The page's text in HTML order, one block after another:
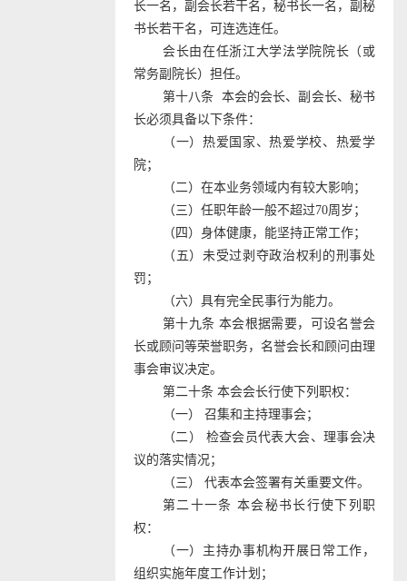
长一名，副会长若干名，秘书长一名，副秘
书长若干名，可连选连任。
会长由在任浙江大学法学院院长（或
常务副院长）担任。
第十八条 本会的会长、副会长、秘书
长必须具备以下条件：
（一）热爱国家、热爱学校、热爱学
院；
（二）在本业务领域内有较大影响；
（三）任职年龄一般不超过70周岁；
（四）身体健康，能坚持正常工作；
（五）未受过剥夺政治权利的刑事处
罚；
（六）具有完全民事行为能力。
第十九条 本会根据需要，可设名誉会
长或顾问等荣誉职务，名誉会长和顾问由理
事会审议决定。
第二十条 本会会长行使下列职权：
（一） 召集和主持理事会；
（二） 检查会员代表大会、理事会决
议的落实情况；
（三） 代表本会签署有关重要文件。
第二十一条 本会秘书长行使下列职
权：
（一）主持办事机构开展日常工作，
组织实施年度工作计划；